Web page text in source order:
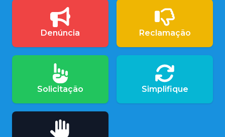
Denúncia Reclamação
Solicitação Simplifique